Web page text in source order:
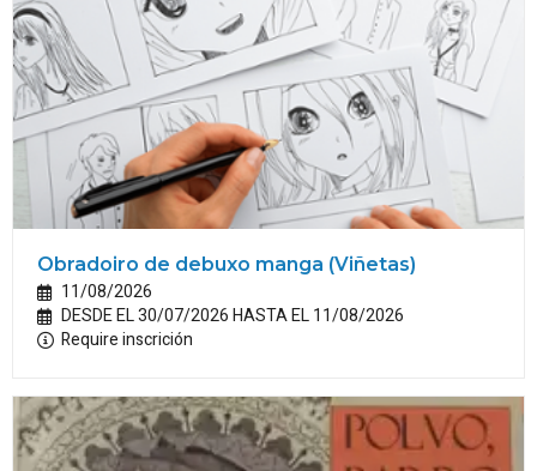
Obradoiro de debuxo manga (Viñetas)
11/08/2026
DESDE EL 30/07/2026 HASTA EL 11/08/2026
Require inscrición